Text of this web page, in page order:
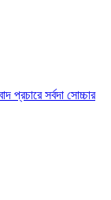
সর্বদা সোচ্চার